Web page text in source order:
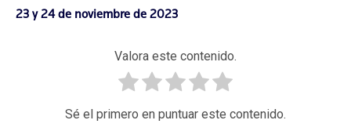
23 y 24 de noviembre de 2023
Valora este contenido.
Sé el primero en puntuar este contenido.